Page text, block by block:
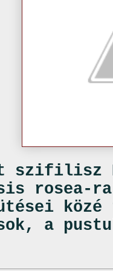
szifilisz
rosea-
a